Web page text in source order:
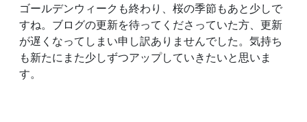
ゴールデンウィークも終わり、桜の季節もあと少しで
すね。ブログの更新を待ってくださっていた方、更新
が遅くなってしまい申し訳ありませんでした。気持ち
も新たにまた少しずつアップしていきたいと思いま
す。